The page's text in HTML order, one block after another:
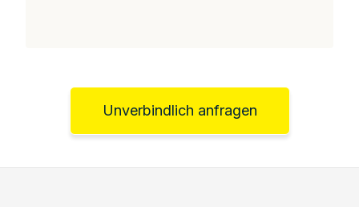
Unverbindlich anfragen